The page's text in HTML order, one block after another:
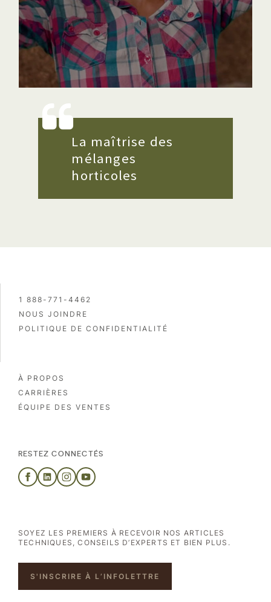
La maîtrise des
mélanges
horticoles
1 888-771-4462
NOUS JOINDRE
POLITIQUE DE CONFIDENTIALITÉ
À PROPOS
CARRIÈRES
ÉQUIPE DES VENTES
RESTEZ CONNECTÉS
SOYEZ LES PREMIERS À RECEVOIR NOS ARTICLES
TECHNIQUES, CONSEILS D’EXPERTS ET BIEN PLUS.
S'INSCRIRE À L’INFOLETTRE